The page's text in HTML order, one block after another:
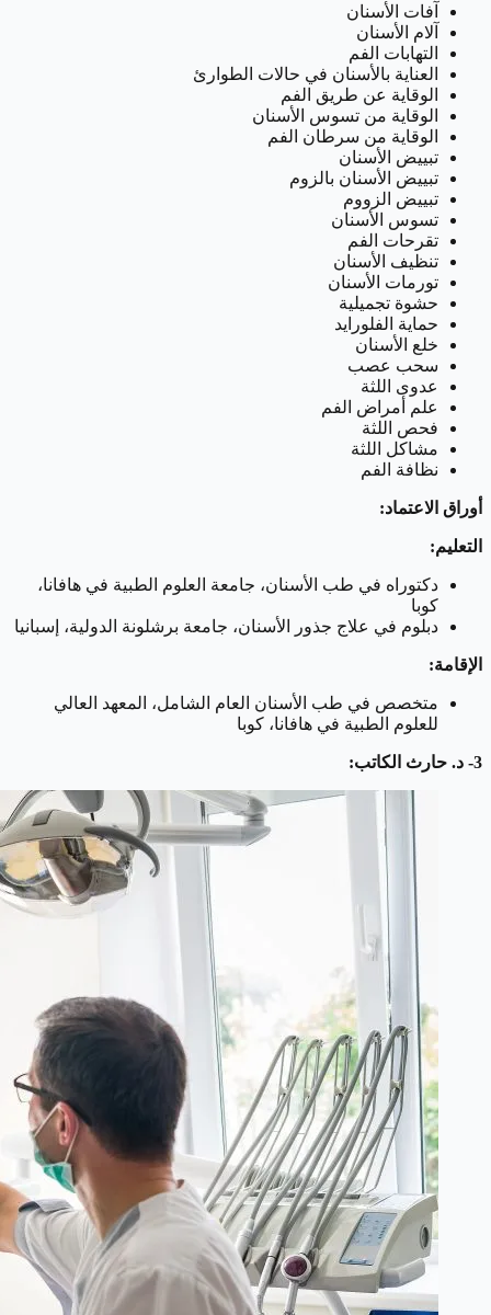
آفات الأسنان
آلام الأسنان
التهابات الفم
العناية بالأسنان في حالات الطوارئ
الوقاية عن طريق الفم
الوقاية من تسوس الأسنان
الوقاية من سرطان الفم
تبييض الأسنان
تبييض الأسنان بالزوم
تبييض الزووم
تسوس الأسنان
تقرحات الفم
تنظيف الأسنان
تورمات الأسنان
حشوة تجميلية
حماية الفلورايد
خلع الأسنان
سحب عصب
عدوى اللثة
علم أمراض الفم
فحص اللثة
مشاكل اللثة
نظافة الفم
أوراق الاعتماد:
التعليم:
دكتوراه في طب الأسنان، جامعة العلوم الطبية في هافانا،
كوبا
دبلوم في علاج جذور الأسنان، جامعة برشلونة الدولية، إسبانيا
الإقامة:
متخصص في طب الأسنان العام الشامل، المعهد العالي
للعلوم الطبية في هافانا، كوبا
3- د. حارث الكاتب: